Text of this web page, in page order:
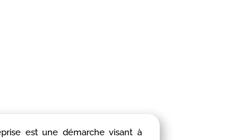
est une démarche visant à